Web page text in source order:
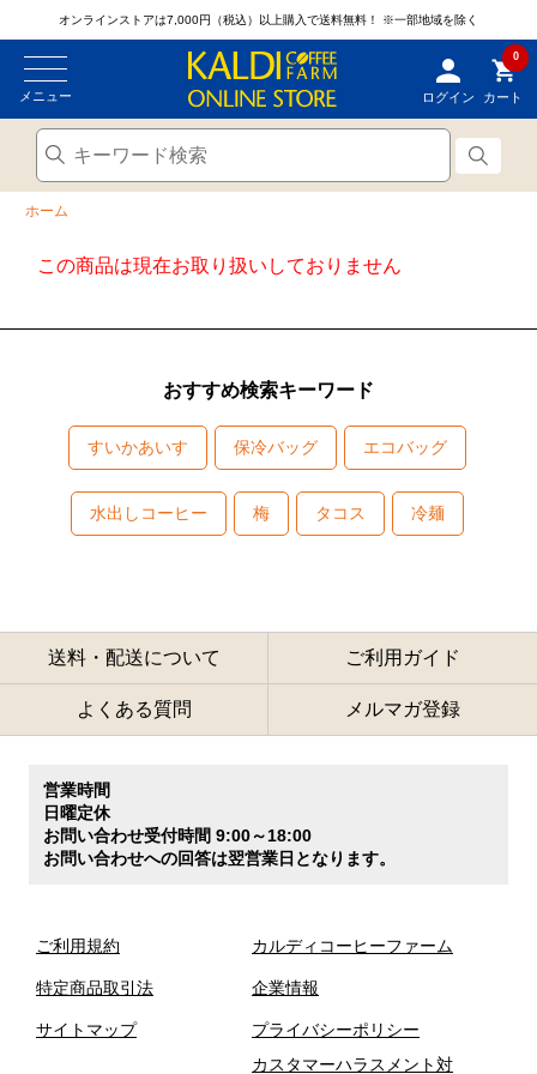
オンラインストアは7,000円（税込）以上購入で送料無料！ ※一部地域を除く
メニュー ログイン
0
カート
ホーム
この商品は現在お取り扱いしておりません
おすすめ検索キーワード
すいかあいす 保冷バッグ エコバッグ
水出しコーヒー 梅 タコス 冷麺
送料・配送について ご利用ガイド
よくある質問 メルマガ登録
営業時間
日曜定休
お問い合わせ受付時間 9:00～18:00
お問い合わせへの回答は翌営業日となります。
ご利用規約
特定商品取引法
サイトマップ
カルディコーヒーファーム
企業情報
プライバシーポリシー
カスタマーハラスメント対